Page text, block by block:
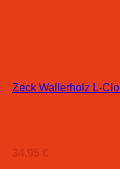
Zeck Wallerholz L-
34,95 €